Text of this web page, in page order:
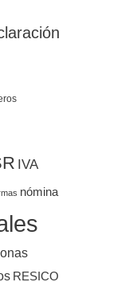
IVA
nómina
RESICO